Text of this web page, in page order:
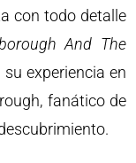
con todo detalle
And The
su experiencia en
fanático de